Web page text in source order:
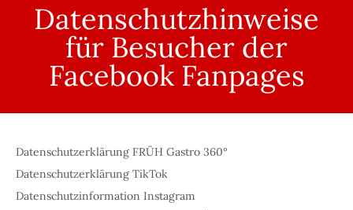
Datenschutzhinweise
für Besucher der
Facebook Fanpages
Datenschutzerklärung FRÜH Gastro 360°
Datenschutzerklärung TikTok
Datenschutzinformation Instagram